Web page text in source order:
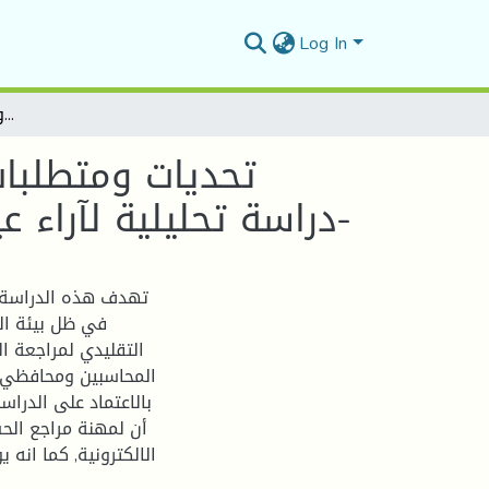
Log In
تحديات ومتطلبات مهنة مراجع الحسابات في بيئة التجارة الالكترونية – دراسة تحليلية لآراء عينة من الخبراء المحاسبين ومحافظي الحسابات بالجزائر-
تحديات
دراسة تحليلية لآراء عينة من الخبراء المحاسبين ومحافظي الحسابات بالجزائر-
تهدف هذه الدراسة
في ظل بيئة
التقليدي لمراجعة
المحاسبين ومحافظي
بالاعتماد على
أن لمهنة مراجع
الالكترونية, كما